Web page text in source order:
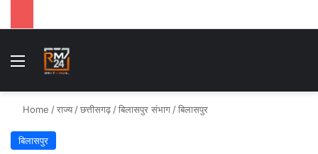
Menu
Home /राज्य /छत्तीसगढ़ /बिलासपुर संभाग /बिलासपुर
बिलासपुर